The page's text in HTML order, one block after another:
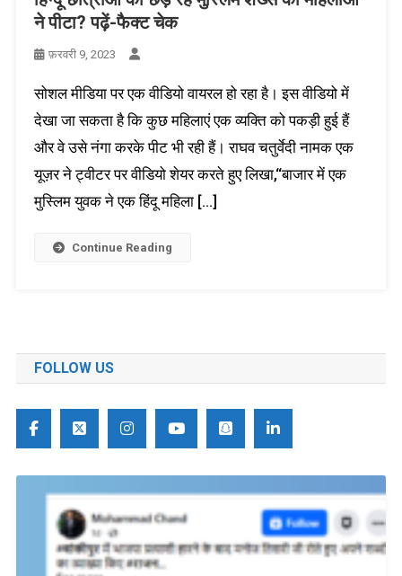
ने पीटा? पढ़ें-फैक्ट चेक
फ़रवरी 9, 2023
सोशल मीडिया पर एक वीडियो वायरल हो रहा है। इस वीडियो में
देखा जा सकता है कि कुछ महिलाएं एक व्यक्ति को पकड़ी हुई हैं
और वे उसे नंगा करके पीट भी रही हैं। राघव चतुर्वेदी नामक एक
यूज़र ने ट्वीटर पर वीडियो शेयर करते हुए लिखा,“बाजार में एक
मुस्लिम युवक ने एक हिंदू महिला […]
Continue Reading
FOLLOW US